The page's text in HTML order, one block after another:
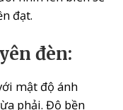
đạt.
đèn:
mật độ ánh
phải. Độ bền